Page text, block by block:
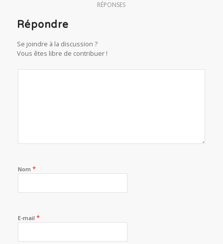
RÉPONSES
Répondre
Se joindre à la discussion ?
Vous êtes libre de contribuer !
Nom *
E-mail *